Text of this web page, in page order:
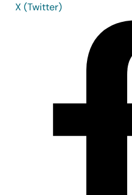
X (Twitter)